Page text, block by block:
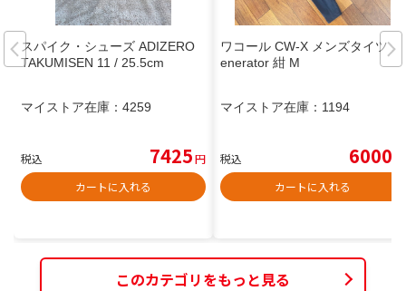
スパイク・シューズ ADIZERO
TAKUMISEN 11 / 25.5cm
マイストア在庫： 4259
税込 7425円
カートに入れる
ワコール CW-X メンズタイツ G
enerator 紺 M
マイストア在庫： 1194
税込 6000
カートに入れる
このカテゴリをもっと見る